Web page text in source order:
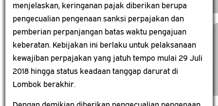
menjelaskan, keringanan pajak diberikan berupa
pengecualian pengenaan sanksi perpajakan dan
pemberian perpanjangan batas waktu pengajuan
keberatan. Kebijakan ini berlaku untuk pelaksanaan
kewajiban perpajakan yang jatuh tempo mulai 29 Juli
2018 hingga status keadaan tanggap darurat di
Lombok berakhir.